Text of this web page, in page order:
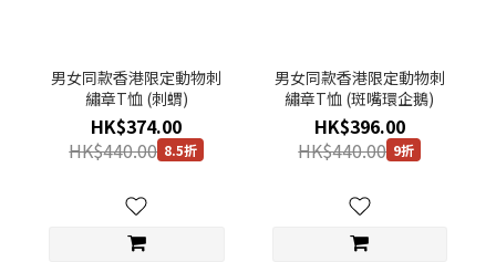
男女同款香港限定動物刺
繡章T恤 (刺蝟)
HK$374.00
HK$440.00 8.5折
男女同款香港限定動物刺
繡章T恤 (斑嘴環企鵝)
HK$396.00
HK$440.00 9折